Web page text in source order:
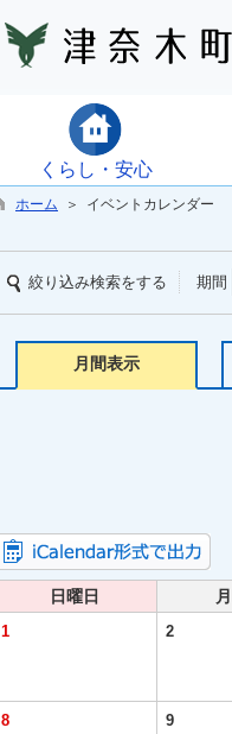
くらし・安心
ホーム ＞ イベントカレンダー
絞り込み検索をする 期間
月間表示
日曜日
1 2
8 9